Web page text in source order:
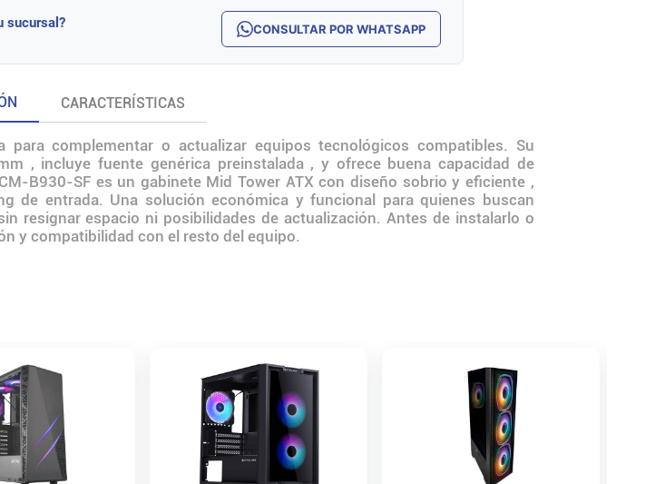
sucursal? CONSULTAR POR WHATSAPP
CARACTERÍSTICAS
para complementar o actualizar equipos tecnológicos compatibles. Su
, incluye fuente genérica preinstalada , y ofrece buena capacidad de
B930-SF es un gabinete Mid Tower ATX con diseño sobrio y eficiente ,
de entrada. Una solución económica y funcional para quienes buscan
resignar espacio ni posibilidades de actualización. Antes de instalarlo o
y compatibilidad con el resto del equipo.